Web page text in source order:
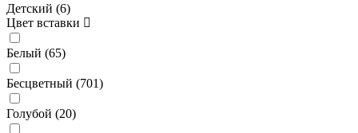
Детский (6)
Цвет вставки
Белый (65)
Бесцветный (701)
Голубой (20)